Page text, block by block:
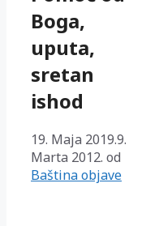
Boga,
uputa,
sretan
ishod
19. Maja 2019.9.
Marta 2012. od
Baština objave